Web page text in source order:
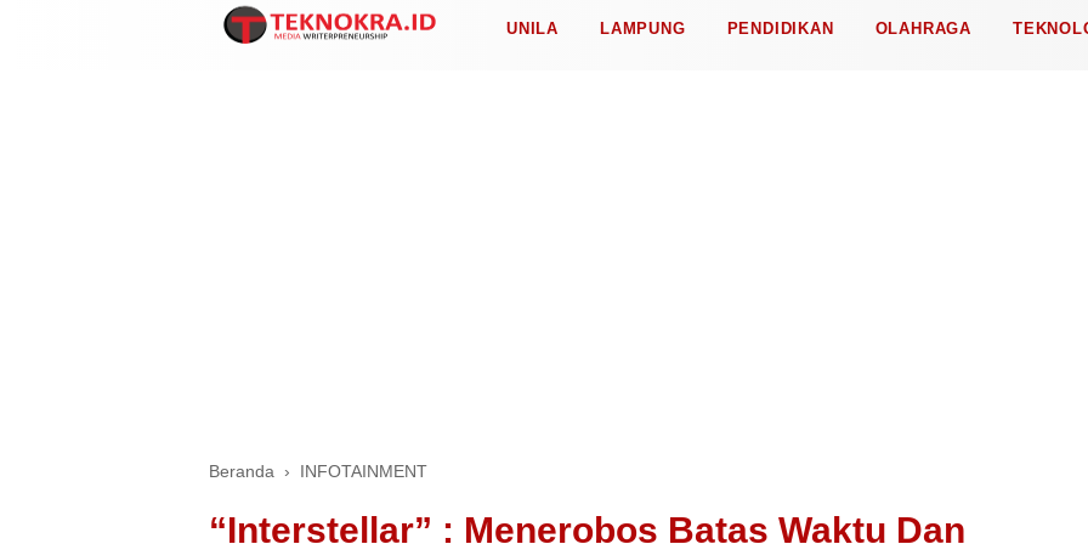
UNILA LAMPUNG PENDIDIKAN OLAHRAGA
Beranda › INFOTAINMENT
“Interstellar” : Menerobos Batas Waktu Dan